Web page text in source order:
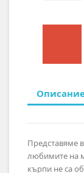
Представяме
любимите на
кърпи не са